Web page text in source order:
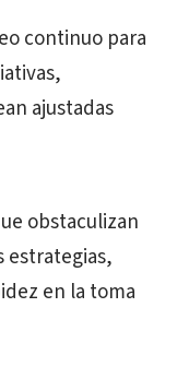
continuo para
ajustadas
obstaculizan
estrategias,
en la toma